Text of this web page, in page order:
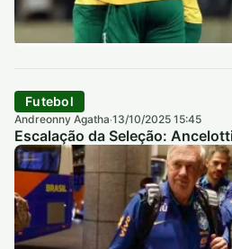
Futebol
Andreonny Agatha·13/10/2025 15:45
Escalação da Seleção: